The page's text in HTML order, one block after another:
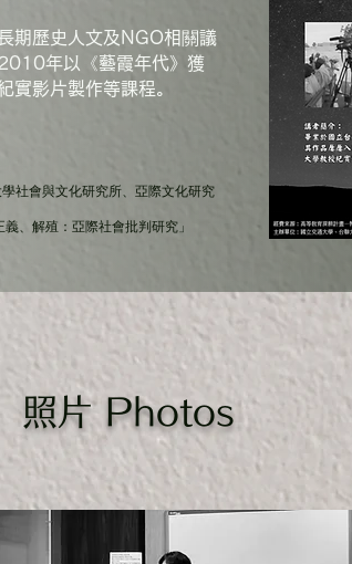
社會與文化研究所、亞際文化研究
、解殖：亞際社會批判研究」
期歷史人文及NGO相關議
年以《藝霞年代》獲
實影片製作等課程。
照片 Photos